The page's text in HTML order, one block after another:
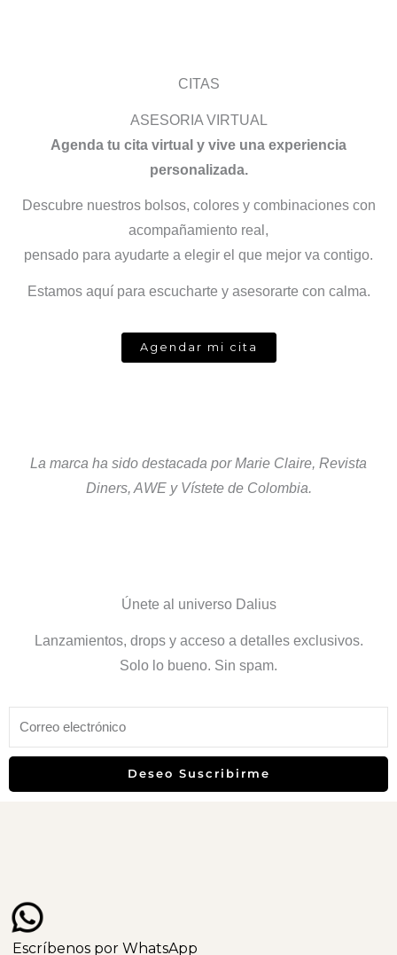
CITAS
ASESORIA VIRTUAL
Agenda tu cita virtual y vive una experiencia
personalizada.
Descubre nuestros bolsos, colores y combinaciones con
acompañamiento real,
pensado para ayudarte a elegir el que mejor va contigo.
Estamos aquí para escucharte y asesorarte con calma.
Agendar mi cita
La marca ha sido destacada por Marie Claire, Revista
Diners, AWE y Vístete de Colombia.
Únete al universo Dalius
Lanzamientos, drops y acceso a detalles exclusivos.
Solo lo bueno. Sin spam.
Deseo Suscribirme
Escríbenos por WhatsApp